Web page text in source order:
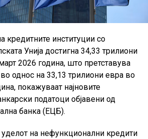
кредитните институции со
Унија достигна 34,33 трилиони
2026 година, што претставува
во однос на 33,13 трилиони евра во
покажуваат најновите
податоци објавени од
банка (ЕЦБ).
уделот на нефункционални кредити